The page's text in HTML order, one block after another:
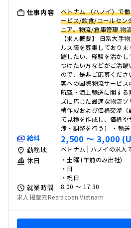
仕事内容
ベトナム （ハノイ）で
ービス/飲食/コールセン
ニア、物流/倉庫管理 物
【求人概要】 日系大手
ルス職を募集しており
躍したい、経験を活か
つけたい方などがご活
ので、是非ご応募くだ
客への国際物流サービ
航空・海上輸送に関す
ズに応じた最適な物流
積作成および価格交渉
て見積を作成し、価格
渉・調整を行う） ・輸
給料 2,500 〜 3,000
勤務地 ベトナム | ハノイの求人で
休日
・土曜 (午前のみ出社)
・日
・祝日
就業時間
8:00 〜 17:30
求人掲載元Reeracoen Vietnam